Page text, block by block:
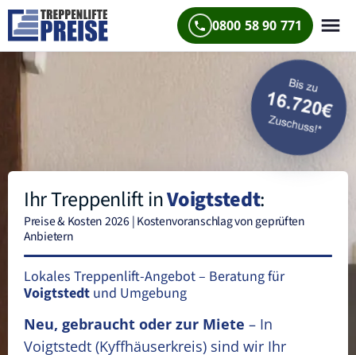
0800 58 90 771
Ihr Treppenlift inVoigtstedt:
Preise & Kosten 2026 | Kostenvoranschlag von geprüften
Anbietern
Lokales Treppenlift-Angebot – Beratung für
Voigtstedt und Umgebung
Neu, gebraucht oder zur Miete – In
Voigtstedt (Kyffhäuserkreis) sind wir Ihr